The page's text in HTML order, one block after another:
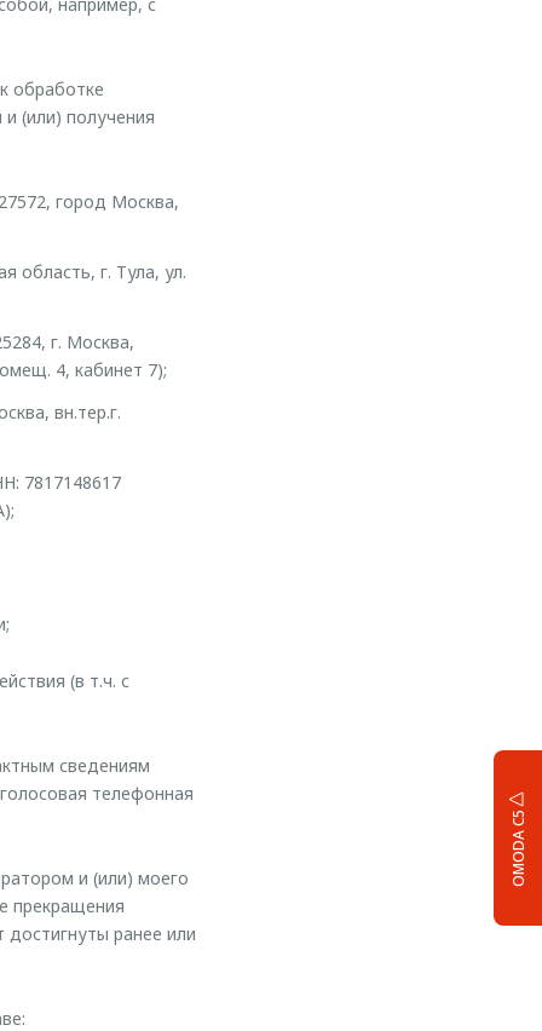
OMODA C5
обработке
(или) получения
город Москва,
область, г. Тула, ул.
г. Москва,
4, кабинет 7);
вн.тер.г.
7817148617
(в т.ч. с
сведениям
телефонная
и (или) моего
прекращения
ранее или